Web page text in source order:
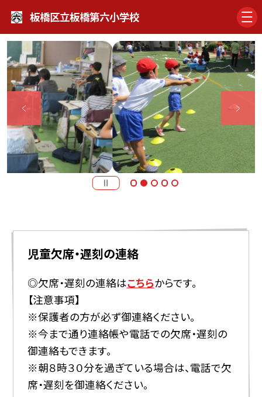
板橋区立板橋第六小学校
児童欠席・遅刻の連絡
◎欠席・遅刻の連絡はこちらからです。
【注意事項】
※保護者の方が必ず御連絡ください。
※今まで通り連絡帳や電話での欠席・遅刻の
御連絡もできます。
※朝８時３０分を過ぎている場合は、電話で欠
席・遅刻を御連絡ください。